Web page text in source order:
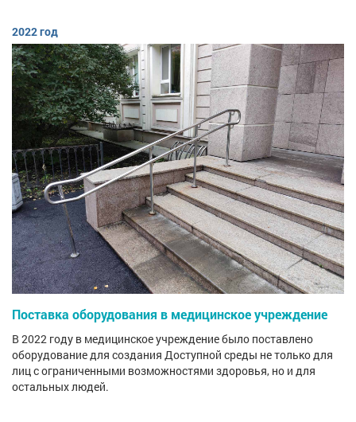
2022 год
Поставка оборудования в медицинское учреждение
В 2022 году в медицинское учреждение было поставлено
оборудование для создания Доступной среды не только для
лиц с ограниченными возможностями здоровья, но и для
остальных людей.